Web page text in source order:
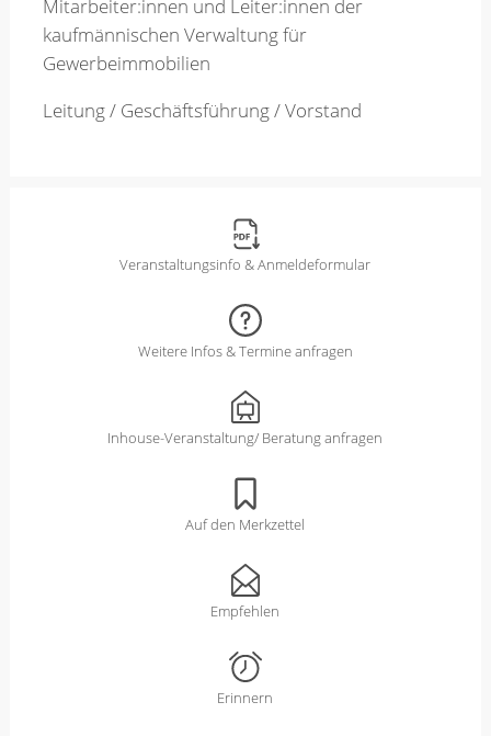
Mitarbeiter:innen und Leiter:innen der
kaufmännischen Verwaltung für
Gewerbeimmobilien
Leitung / Geschäftsführung / Vorstand
Veranstaltungsinfo & Anmeldeformular
Weitere Infos & Termine anfragen
Inhouse-Veranstaltung/ Beratung anfragen
Auf den Merkzettel
Empfehlen
Erinnern